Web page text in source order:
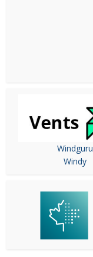
Windguru
Windy